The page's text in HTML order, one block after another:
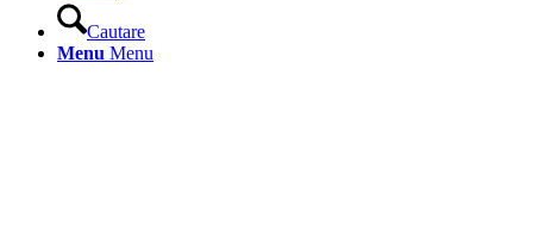
Cautare
Menu Menu